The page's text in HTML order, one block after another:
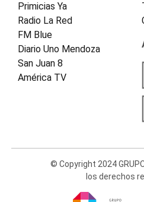
Primicias Ya
Radio La Red
FM Blue
Diario Uno Mendoza
San Juan 8
América TV
© Copyright 2024
los derechos